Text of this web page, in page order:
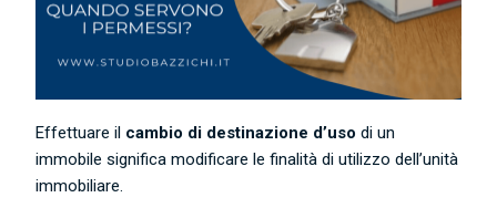
Effettuare il cambio di destinazione d’uso di un
immobile significa modificare le finalità di utilizzo dell’unità
immobiliare.